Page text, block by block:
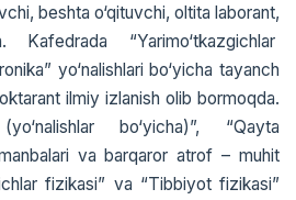
beshta o‘qituvchi, oltita laborant,
Kafеdrada “Yarimo‘tkazgichlar
yo‘nalishlari bo‘yicha tayanch
ilmiy izlanish olib bormoqda.
bo‘yicha)”, “Qayta
va barqaror atrof – muhit
fizikasi” va “Tibbiyot fizikasi”